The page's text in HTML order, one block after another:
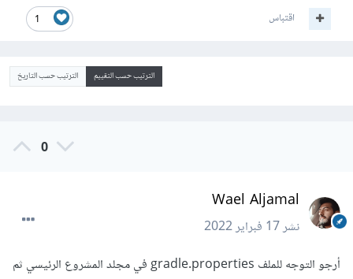
1 اقتباس
الترتيب حسب التقييم الترتيب حسب التاريخ
0
Wael Aljamal
نشر17 فبراير 2022
أرجو التوجه للملف gradle.properties في مجلد المشروع الرئيسي ثم